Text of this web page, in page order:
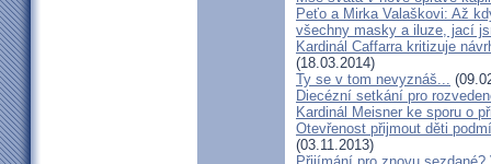
Peťo a Mirka Valaškovi: Až
všechny masky a iluze, jací
Kardinál Caffarra kritizuje
(18.03.2014)
Ty se v tom nevyznáš...
Diecézní setkání pro
Kardinál Meisner ke sporu o
Otevřenost přijmout děti
(03.11.2013)